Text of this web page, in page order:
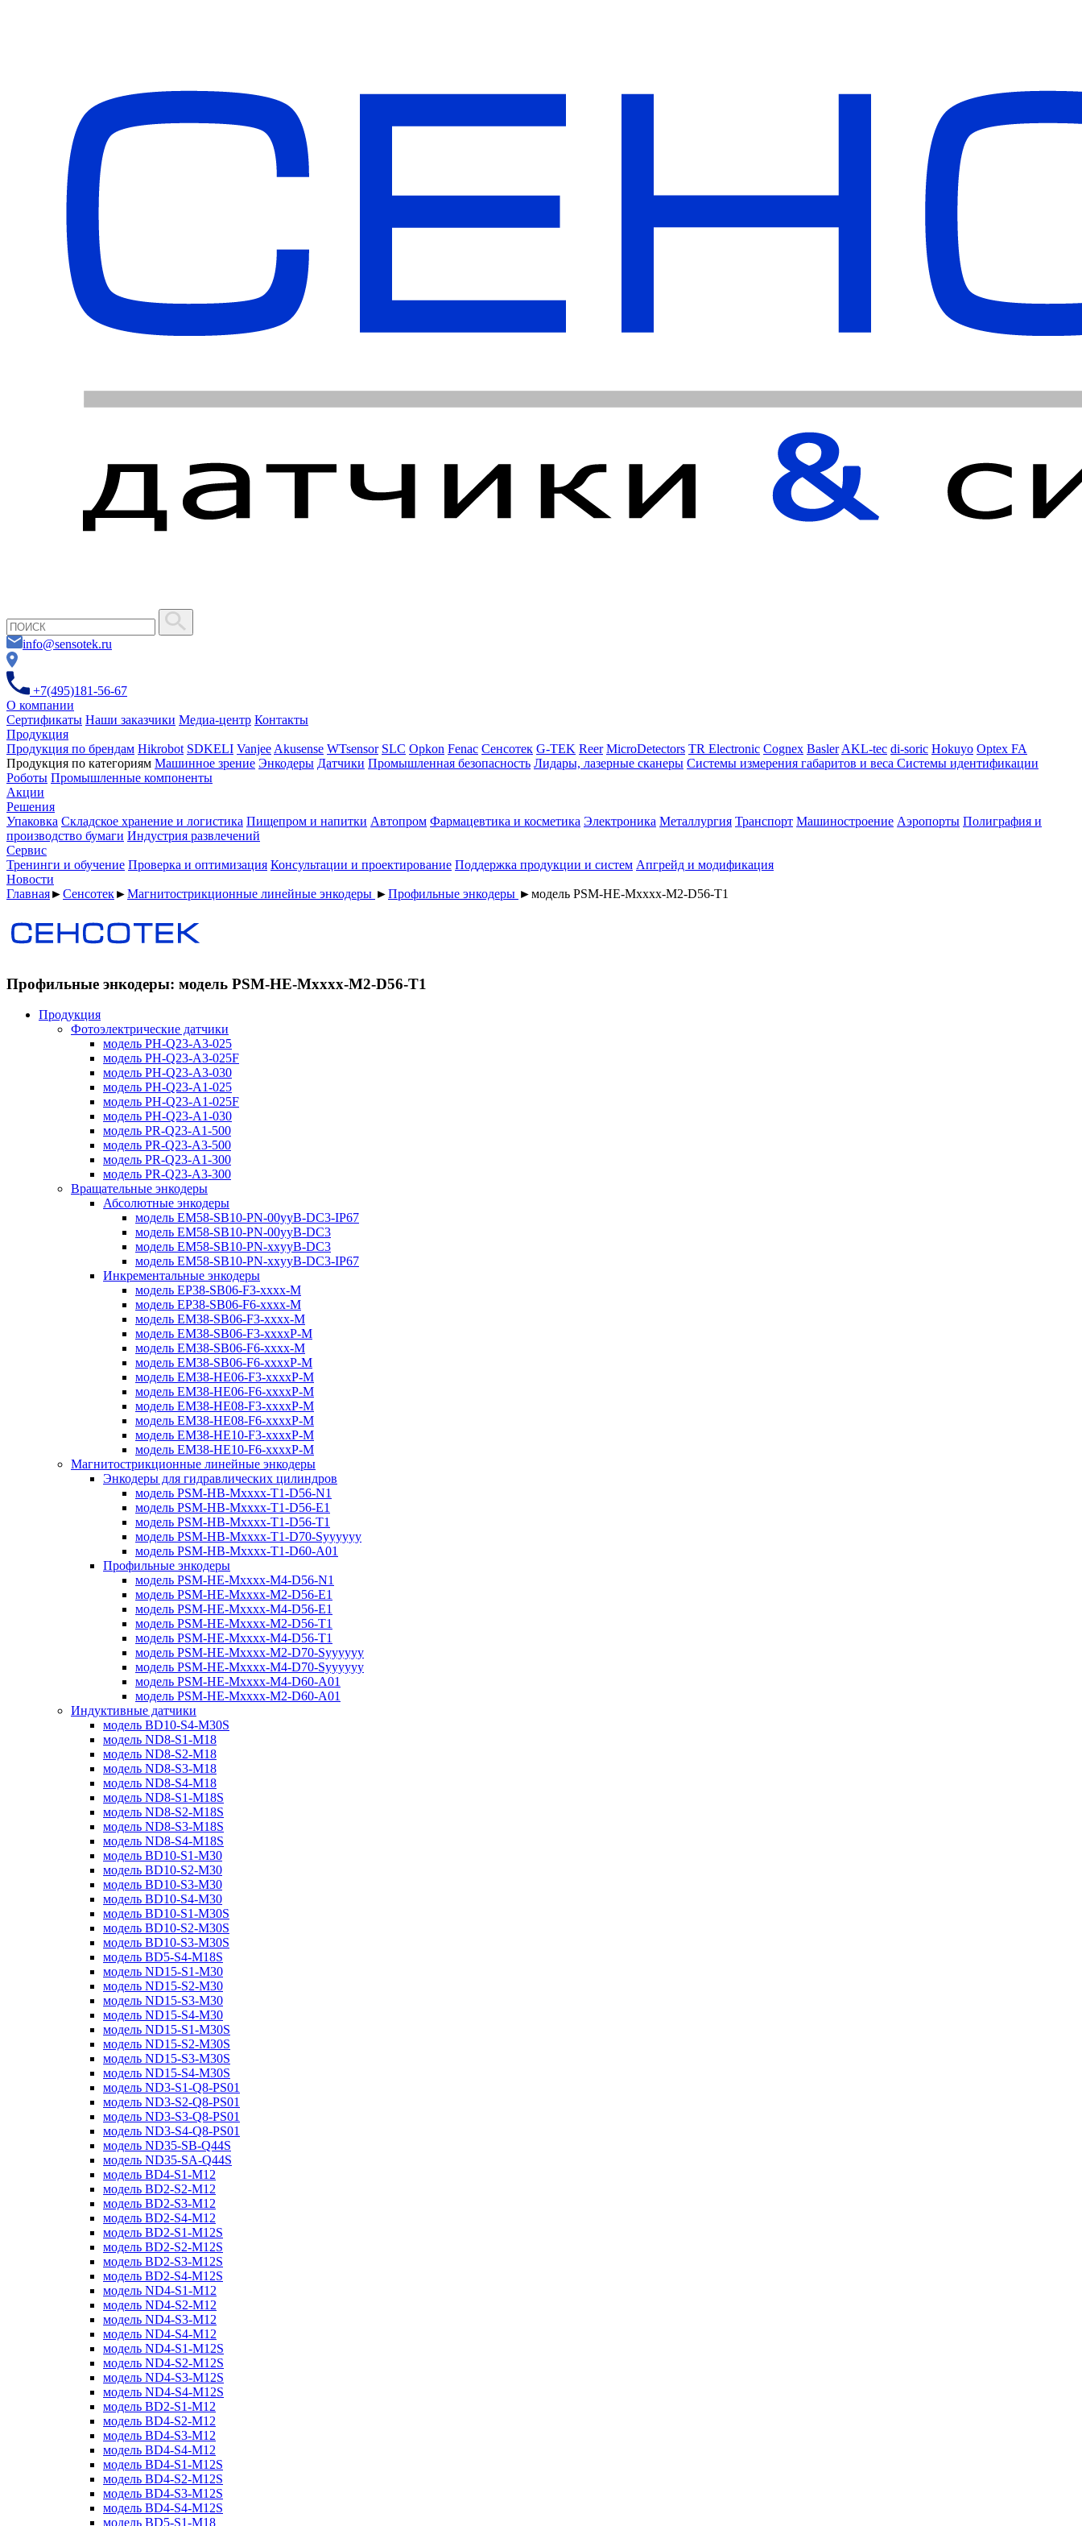
info@sensotek.ru
+7(495)181-56-67
О компании
Сертификаты Наши заказчики Медиа-центр Контакты
Продукция
Продукция по брендам Hikrobot SDKELI Vanjee Akusense WTsensor SLC Opkon Fenac Сенсотек G-TEK Reer MicroDetectors TR Electronic Cognex Basler AKL-tec di-soric Hokuyo Optex FA
Продукция по категориям Машинное зрение Энкодеры Датчики Промышленная безопасность Лидары, лазерные сканеры Системы измерения габаритов и веса Системы идентификации
Роботы Промышленные компоненты
Акции
Решения
Упаковка Складское хранение и логистика Пищепром и напитки Автопром Фармацевтика и косметика Электроника Металлургия Транспорт Машиностроение Аэропорты Полиграфия и
производство бумаги Индустрия развлечений
Сервис
Тренинги и обучение Проверка и оптимизация Консультации и проектирование Поддержка продукции и систем Апгрейд и модификация
Новости
Главная►Сенсотек►Магнитострикционные линейные энкодеры ►Профильные энкодеры ►модель PSM-HE-Mxxxx-M2-D56-T1
Профильные энкодеры: модель PSM-HE-Mxxxx-M2-D56-T1
Продукция
Фотоэлектрические датчики
модель PH-Q23-A3-025
модель PH-Q23-A3-025F
модель PH-Q23-A3-030
модель PH-Q23-A1-025
модель PH-Q23-A1-025F
модель PH-Q23-A1-030
модель PR-Q23-A1-500
модель PR-Q23-A3-500
модель PR-Q23-A1-300
модель PR-Q23-A3-300
Вращательные энкодеры
Абсолютные энкодеры
модель EM58-SB10-PN-00yyB-DC3-IP67
модель EM58-SB10-PN-00yyB-DC3
модель EM58-SB10-PN-xxyyB-DC3
модель EM58-SB10-PN-xxyyB-DC3-IP67
Инкрементальные энкодеры
модель EP38-SB06-F3-xxxx-M
модель EP38-SB06-F6-xxxx-M
модель EM38-SB06-F3-xxxx-M
модель EM38-SB06-F3-xxxxP-M
модель EM38-SB06-F6-xxxx-M
модель EM38-SB06-F6-xxxxP-M
модель EM38-HE06-F3-xxxxP-M
модель EM38-HE06-F6-xxxxP-M
модель EM38-HE08-F3-xxxxP-M
модель EM38-HE08-F6-xxxxP-M
модель EM38-HE10-F3-xxxxP-M
модель EM38-HE10-F6-xxxxP-M
Магнитострикционные линейные энкодеры
Энкодеры для гидравлических цилиндров
модель PSM-HB-Mxxxx-T1-D56-N1
модель PSM-HB-Mxxxx-T1-D56-E1
модель PSM-HB-Mxxxx-T1-D56-T1
модель PSM-HB-Mxxxx-T1-D70-Syyyyyy
модель PSM-HB-Mxxxx-T1-D60-A01
Профильные энкодеры
модель PSM-HE-Mxxxx-M4-D56-N1
модель PSM-HE-Mxxxx-M2-D56-E1
модель PSM-HE-Mxxxx-M4-D56-E1
модель PSM-HE-Mxxxx-M2-D56-T1
модель PSM-HE-Mxxxx-M4-D56-T1
модель PSM-HE-Mxxxx-M2-D70-Syyyyyy
модель PSM-HE-Mxxxx-M4-D70-Syyyyyy
модель PSM-HE-Mxxxx-M4-D60-A01
модель PSM-HE-Mxxxx-M2-D60-A01
Индуктивные датчики
модель BD10-S4-M30S
модель ND8-S1-M18
модель ND8-S2-M18
модель ND8-S3-M18
модель ND8-S4-M18
модель ND8-S1-M18S
модель ND8-S2-M18S
модель ND8-S3-M18S
модель ND8-S4-M18S
модель BD10-S1-M30
модель BD10-S2-M30
модель BD10-S3-M30
модель BD10-S4-M30
модель BD10-S1-M30S
модель BD10-S2-M30S
модель BD10-S3-M30S
модель BD5-S4-M18S
модель ND15-S1-M30
модель ND15-S2-M30
модель ND15-S3-M30
модель ND15-S4-M30
модель ND15-S1-M30S
модель ND15-S2-M30S
модель ND15-S3-M30S
модель ND15-S4-M30S
модель ND3-S1-Q8-PS01
модель ND3-S2-Q8-PS01
модель ND3-S3-Q8-PS01
модель ND3-S4-Q8-PS01
модель ND35-SB-Q44S
модель ND35-SA-Q44S
модель BD4-S1-M12
модель BD2-S2-M12
модель BD2-S3-M12
модель BD2-S4-M12
модель BD2-S1-M12S
модель BD2-S2-M12S
модель BD2-S3-M12S
модель BD2-S4-M12S
модель ND4-S1-M12
модель ND4-S2-M12
модель ND4-S3-M12
модель ND4-S4-M12
модель ND4-S1-M12S
модель ND4-S2-M12S
модель ND4-S3-M12S
модель ND4-S4-M12S
модель BD2-S1-M12
модель BD4-S2-M12
модель BD4-S3-M12
модель BD4-S4-M12
модель BD4-S1-M12S
модель BD4-S2-M12S
модель BD4-S3-M12S
модель BD4-S4-M12S
модель BD5-S1-M18